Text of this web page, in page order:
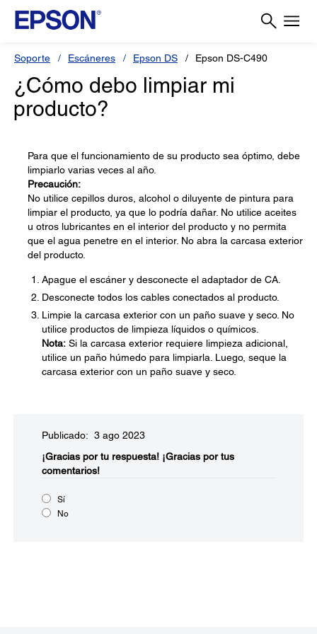
Soporte Escáneres Epson DS Epson DS-C490
¿Cómo debo limpiar mi
producto?
Para que el funcionamiento de su producto sea óptimo, debe
limpiarlo varias veces al año.
Precaución:
No utilice cepillos duros, alcohol o diluyente de pintura para
limpiar el producto, ya que lo podría dañar. No utilice aceites
u otros lubricantes en el interior del producto y no permita
que el agua penetre en el interior. No abra la carcasa exterior
del producto.
Apague el escáner y desconecte el adaptador de CA.
Desconecte todos los cables conectados al producto.
Limpie la carcasa exterior con un paño suave y seco. No
utilice productos de limpieza líquidos o químicos.
Nota: Si la carcasa exterior requiere limpieza adicional,
utilice un paño húmedo para limpiarla. Luego, seque la
carcasa exterior con un paño suave y seco.
Publicado: 3 ago 2023
¡Gracias por tu respuesta! ¡Gracias por tus
comentarios!
Sí
No